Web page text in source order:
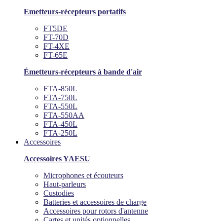
Emetteurs-récepteurs portatifs
FT5DE
FT-70D
FT-4XE
FT-65E
Émetteurs-récepteurs à bande d'air
FTA-850L
FTA-750L
FTA-550L
FTA-550AA
FTA-450L
FTA-250L
Accessoires
Accessoires YAESU
Microphones et écouteurs
Haut-parleurs
Custodies
Batteries et accessoires de charge
Accessoires pour rotors d'antenne